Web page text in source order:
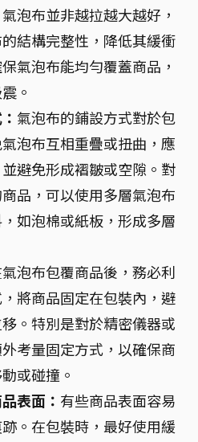
氣泡布並非越拉越大越好，
結構完整性，降低其緩衝
氣泡布能均勻覆蓋商品，
。
氣泡布的鋪設方式對於包
泡布互相重疊或扭曲，應
避免形成褶皺或空隙。對
品，可以使用多層氣泡布
如泡棉或紙板，形成多層
泡布包覆商品後，務必利
將商品固定在包裝內，避
。特別是對於精密儀器或
考量固定方式，以確保商
或碰撞。
表面： 有些商品表面容易
。在包裝時，最好使用緩